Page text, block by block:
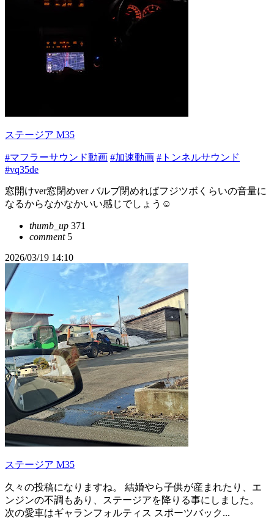
ステージア M35
#マフラーサウンド動画 #加速動画 #トンネルサウンド
#vq35de
窓開けver窓閉めver バルブ閉めればフジツボくらいの音量に
なるからなかなかいい感じでしょう☺️
thumb_up 371
comment5
2026/03/19 14:10
ステージア M35
久々の投稿になりますね。 結婚やら子供が産まれたり、エ
ンジンの不調もあり、ステージアを降りる事にしました。
次の愛車はギャランフォルティス スポーツバック...